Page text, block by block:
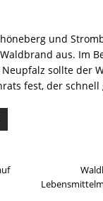
und
aus. Im
sollte der
fest, der